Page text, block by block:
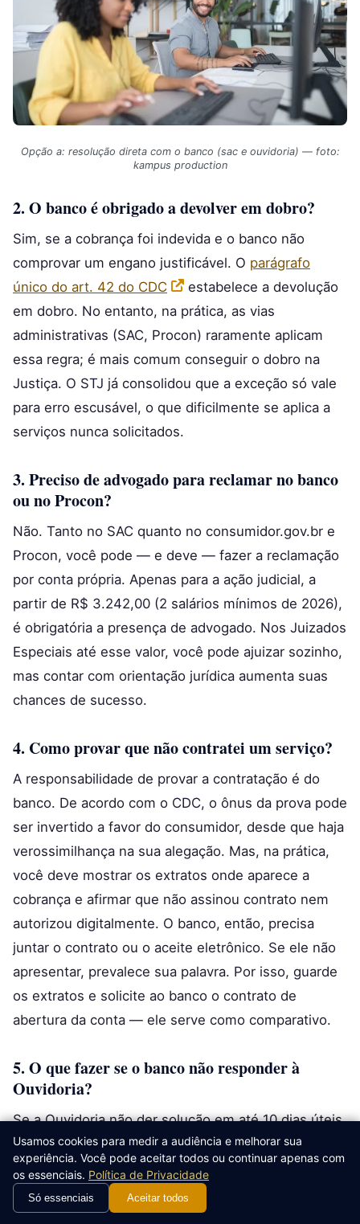
Opção a: resolução direta com o banco (sac e ouvidoria) — foto:
kampus production
2. O banco é obrigado a devolver em dobro?
Sim, se a cobrança foi indevida e o banco não
comprovar um engano justificável. O parágrafo
único do art. 42 do CDC
estabelece a devolução
em dobro. No entanto, na prática, as vias
administrativas (SAC, Procon) raramente aplicam
essa regra; é mais comum conseguir o dobro na
Justiça. O STJ já consolidou que a exceção só vale
para erro escusável, o que dificilmente se aplica a
serviços nunca solicitados.
3. Preciso de advogado para reclamar no banco
ou no Procon?
Não. Tanto no SAC quanto no consumidor.gov.br e
Procon, você pode — e deve — fazer a reclamação
por conta própria. Apenas para a ação judicial, a
partir de R$ 3.242,00 (2 salários mínimos de 2026),
é obrigatória a presença de advogado. Nos Juizados
Especiais até esse valor, você pode ajuizar sozinho,
mas contar com orientação jurídica aumenta suas
chances de sucesso.
4. Como provar que não contratei um serviço?
A responsabilidade de provar a contratação é do
banco. De acordo com o CDC, o ônus da prova pode
ser invertido a favor do consumidor, desde que haja
verossimilhança na sua alegação. Mas, na prática,
você deve mostrar os extratos onde aparece a
cobrança e afirmar que não assinou contrato nem
autorizou digitalmente. O banco, então, precisa
juntar o contrato ou o aceite eletrônico. Se ele não
apresentar, prevalece sua palavra. Por isso, guarde
os extratos e solicite ao banco o contrato de
abertura da conta — ele serve como comparativo.
5. O que fazer se o banco não responder à
Ouvidoria?
Se a Ouvidoria não der solução em até 10 dias úteis,
você pode abrir reclamação noconsumidor.gov.br
ou no Procon, anexando os protocolos anteriores.
Não ter resposta da Ouvidoria fortalece sua
reclamação nos órgãos externos, pois demonstra
Usamos cookies para medir a audiência e melhorar sua
experiência. Você pode aceitar todos ou continuar apenas com
os essenciais. Política de Privacidade
Só essenciais Aceitar todos